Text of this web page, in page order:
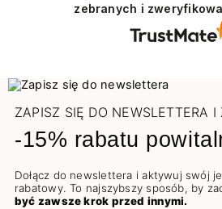
zebranych i
ZAPISZ SIĘ DO NEWSLETTERA I
-15% rabatu
Dołącz do newslettera i aktywuj swój
rabatowy. To najszybszy sposób, by
być zawsze krok przed innymi.